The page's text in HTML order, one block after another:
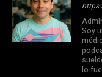
Soy
lo